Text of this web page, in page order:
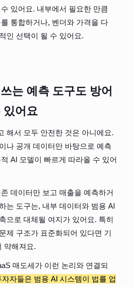
있어요. 내부에서 필요한 만큼
통합하거나, 벤더와 가격을 다
인 선택이 될 수 있어요.
는 예측 도구도 방어
있어요
해서 모두 안전한 것은 아니에요.
나 공개 데이터만 바탕으로 예측
AI 모델이 빠르게 따라올 수 있어
데이터만 보고 매출을 예측하거
는 도구는, 내부 데이터와 범용 AI
으로 대체될 여지가 있어요. 특히
제 구조가 표준화되어 있다면 기
약해져요.
매도세가 이런 논리와 연결되
자자들은 범용 AI 시스템이 법률 업